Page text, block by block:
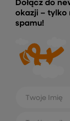
Dołącz do
okazji – tylko
spamu!
Twoje Imię